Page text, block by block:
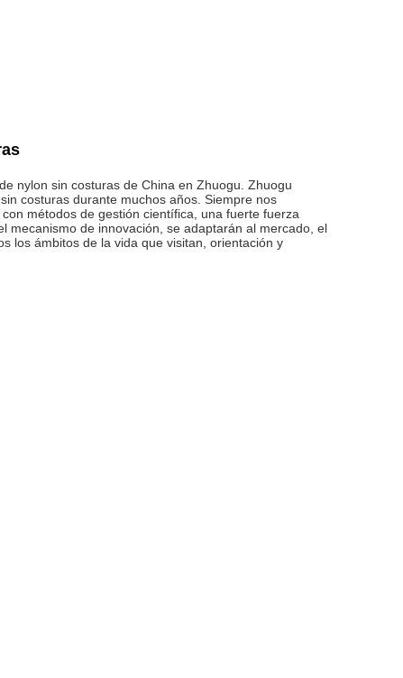
nylon sin costuras de China en Zhuogu. Zhuogu
costuras durante muchos años. Siempre nos
métodos de gestión científica, una fuerte fuerza
mecanismo de innovación, se adaptarán al mercado, el
los ámbitos de la vida que visitan, orientación y